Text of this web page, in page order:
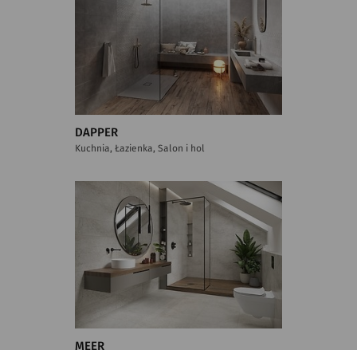
DAPPER
Kuchnia, Łazienka, Salon i hol
MEER